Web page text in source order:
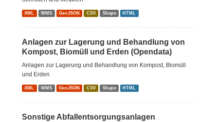
XML WMS GeoJSON CSV Shape HTML
Anlagen zur Lagerung und Behandlung von
Kompost, Biomüll und Erden (Opendata)
Anlagen zur Lagerung und Behandlung von Kompost, Biomüll
und Erden
XML WMS GeoJSON CSV Shape HTML
Sonstige Abfallentsorgungsanlagen